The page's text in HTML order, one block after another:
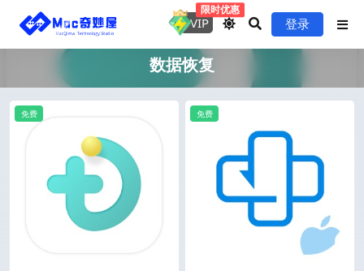
VIP
限时优惠
登录
数据恢复
免费 免费